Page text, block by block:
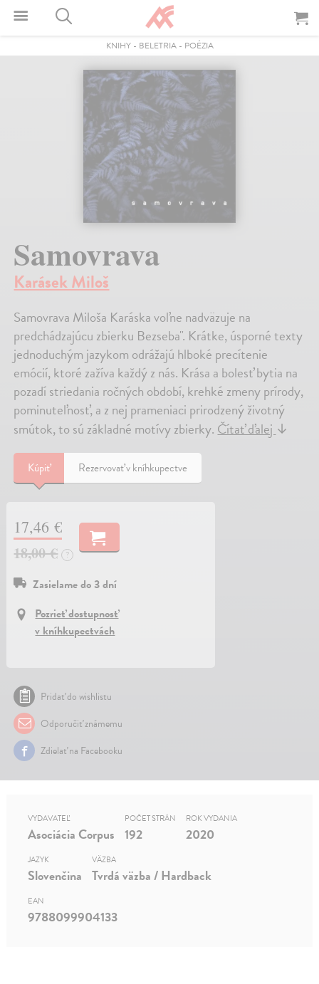
KNIHY- BELETRIA- POÉZIA
Samovrava
Karásek Miloš
Samovrava Miloša Karáska voľne nadväzuje na
predchádzajúcu zbierku Bezseba". Krátke, úsporné texty
jednoduchým jazykom odrážajú hlboké precítenie
emócií, ktoré zažíva každý z nás. Krása a bolesť bytia na
pozadí striedania ročných období, krehké zmeny prírody,
pominuteľnosť, a z nej prameniaci prirodzený životný
smútok, to sú základné motívy zbierky.Čítať ďalej↓
Kúpiť Rezervovať v kníhkupectve
17,46 €
18,00 €
?
Zasielame do 3 dní
Pozrieť dostupnosť
v kníhkupectvách
Pridať do wishlistu
Odporučiť známemu
Zdielať na Facebooku
VYDAVATEĽ
Asociácia Corpus
POČET STRÁN
192
ROK VYDANIA
2020
JAZYK
Slovenčina
VÄZBA
Tvrdá väzba / Hardback
EAN
9788099904133